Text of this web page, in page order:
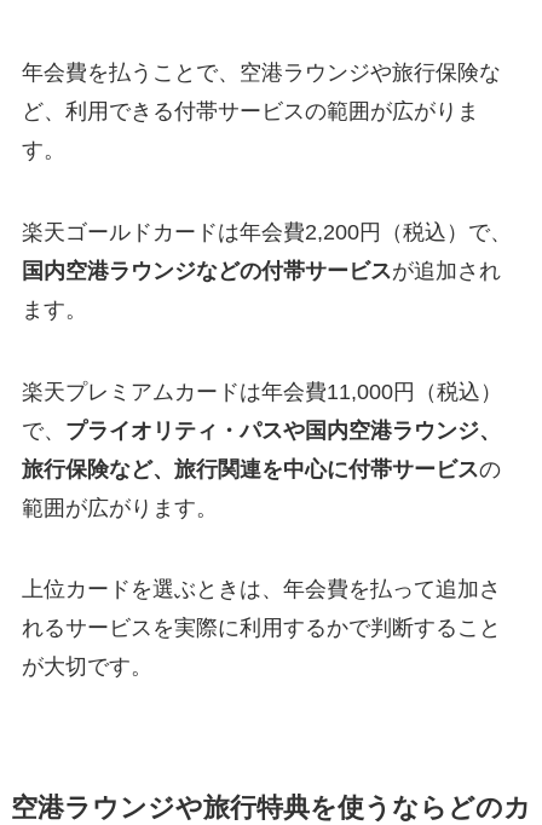
年会費を払うことで、空港ラウンジや旅行保険な
ど、利用できる付帯サービスの範囲が広がりま
す。
楽天ゴールドカードは年会費2,200円（税込）で、
国内空港ラウンジなどの付帯サービスが追加され
ます。
楽天プレミアムカードは年会費11,000円（税込）
で、 プライオリティ・パスや国内空港ラウンジ、
旅行保険など、旅行関連を中心に付帯サービスの
範囲が広がります。
上位カードを選ぶときは、年会費を払って追加さ
れるサービスを実際に利用するかで判断すること
が大切です。
空港ラウンジや旅行特典を使うならどのカ